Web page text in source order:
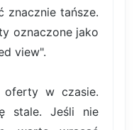
znacznie tańsze.
oznaczone jako
view".
oferty w czasie.
stale. Jeśli nie